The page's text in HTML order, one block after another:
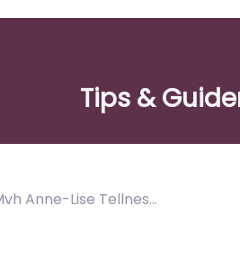
Tips &
Anne-Lise Tellnes…